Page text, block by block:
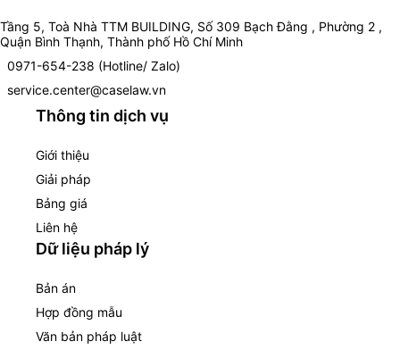
Tầng 5, Toà Nhà TTM BUILDING, Số 309 Bạch Đằng , Phường 2 ,
Quận Bình Thạnh, Thành phố Hồ Chí Minh
0971-654-238 (Hotline/ Zalo)
service.center@caselaw.vn
Thông tin dịch vụ
Giới thiệu
Giải pháp
Bảng giá
Liên hệ
Dữ liệu pháp lý
Bản án
Hợp đồng mẫu
Văn bản pháp luật